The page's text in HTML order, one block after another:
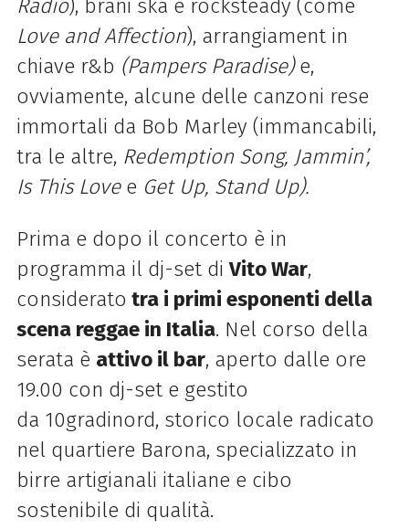
Radio), brani ska e rocksteady (come
Love and Affection), arrangiament in
chiave r&b (Pampers Paradise)e,
ovviamente, alcune delle canzoni rese
immortali da Bob Marley (immancabili,
tra le altre, Redemption Song, Jammin’,
Is This Love e Get Up, Stand Up).
Prima e dopo il concerto è in
programma il dj-set diVito War,
considerato tra i primi esponenti della
scena reggae in Italia. Nel corso della
serata è attivo il bar, aperto dalle ore
19.00 con dj-set e gestito
da 10gradinord, storico locale radicato
nel quartiere Barona, specializzato in
birre artigianali italiane e cibo
sostenibile di qualità.